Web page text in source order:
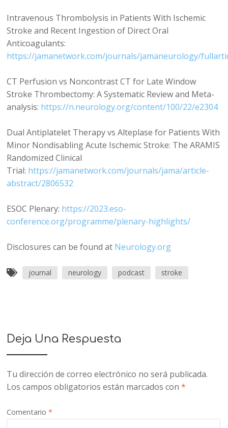
Intravenous Thrombolysis in Patients With Ischemic
Stroke and Recent Ingestion of Direct Oral
Anticoagulants:
https://jamanetwork.com/journals/jamaneurology/
CT Perfusion vs Noncontrast CT for Late Window
Stroke Thrombectomy: A Systematic Review and Meta-
analysis: https://n.neurology.org/content/100/22/e2304
Dual Antiplatelet Therapy vs Alteplase for Patients With
Minor Nondisabling Acute Ischemic Stroke: The ARAMIS
Randomized Clinical
Trial: https://jamanetwork.com/journals/jama/article-
abstract/2806532
ESOC Plenary: https://2023.eso-
conference.org/programme/plenary-highlights/
Disclosures can be found at Neurology.org
journal neurology podcast stroke
Deja Una Respuesta
Tu dirección de correo electrónico no será publicada.
Los campos obligatorios están marcados con*
Comentario*